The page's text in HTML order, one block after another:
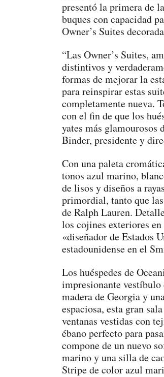
presentó la primera de
buques con capacidad
Owner’s Suites
“Las Owner’s Suites,
distintivos y
formas de mejorar la
para reinspirar estas
completamente nueva.
con el fin de que los
yates más glamourosos
Binder, presidente y
Con una paleta
tonos azul marino,
de lisos y diseños a
primordial, tanto que
de Ralph Lauren.
los cojines exteriores
«diseñador de Estados
estadounidense en el
Los huéspedes de
impresionante vestíbulo
madera de Georgia y
espaciosa, esta gran
ventanas vestidas con
ébano perfecto para
compone de un nuevo
marino y una silla de
Stripe de color azul